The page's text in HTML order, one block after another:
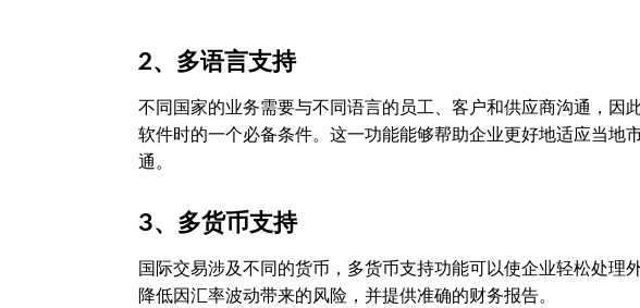
2、多语言支持
不同国家的业务需要与不同语言的员工、客户和供应商沟通，因
软件时的一个必备条件。这一功能能够帮助企业更好地适应当地
通。
3、多货币支持
国际交易涉及不同的货币，多货币支持功能可以使企业轻松处理
降低因汇率波动带来的风险，并提供准确的财务报告。